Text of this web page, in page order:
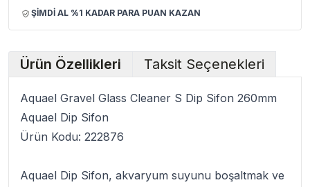
ŞİMDİ AL %1 KADAR PARA PUAN KAZAN
Ürün Özellikleri Taksit Seçenekleri
Aquael Gravel Glass Cleaner S Dip Sifon 260mm
Aquael Dip Sifon
Ürün Kodu: 222876
Aquael Dip Sifon, akvaryum suyunu boşaltmak ve